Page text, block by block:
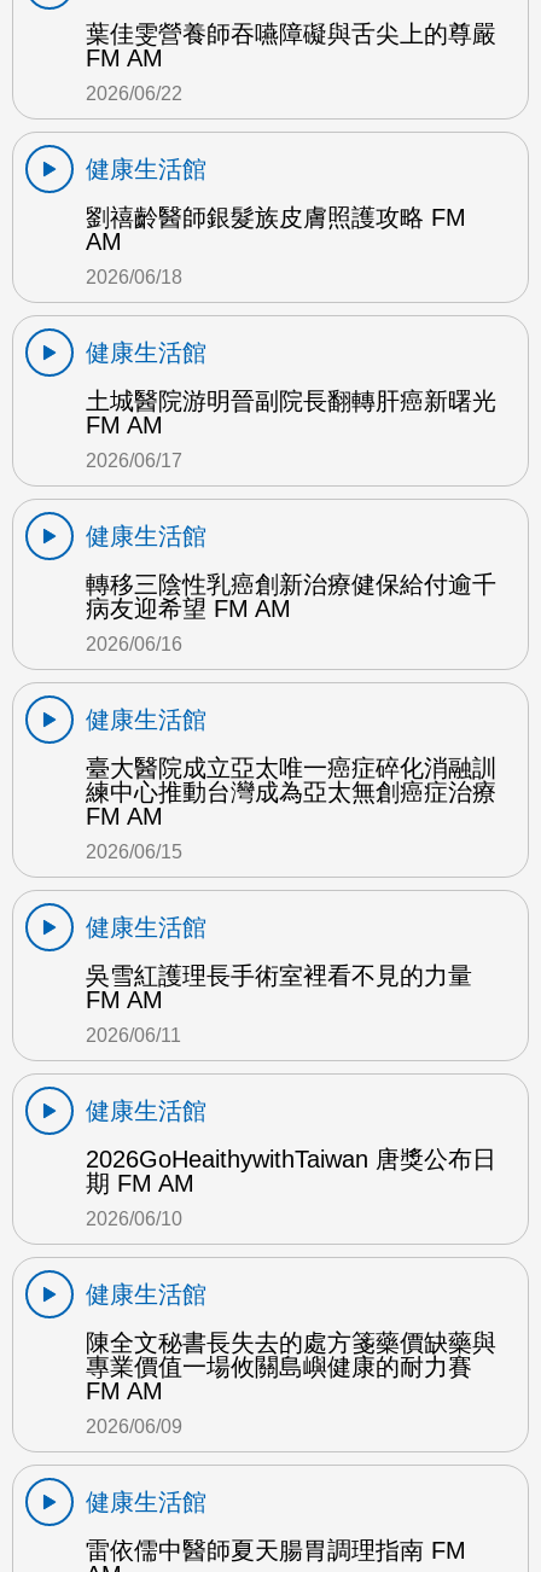
葉佳雯營養師吞嚥障礙與舌尖上的尊嚴
FM AM
2026/06/22
健康生活館
劉禧齡醫師銀髮族皮膚照護攻略 FM
AM
2026/06/18
健康生活館
土城醫院游明晉副院長翻轉肝癌新曙光
FM AM
2026/06/17
健康生活館
轉移三陰性乳癌創新治療健保給付逾千
病友迎希望 FM AM
2026/06/16
健康生活館
臺大醫院成立亞太唯一癌症碎化消融訓
練中心推動台灣成為亞太無創癌症治療
FM AM
2026/06/15
健康生活館
吳雪紅護理長手術室裡看不見的力量
FM AM
2026/06/11
健康生活館
2026GoHeaithywithTaiwan 唐獎公布日
期 FM AM
2026/06/10
健康生活館
陳全文秘書長失去的處方箋藥價缺藥與
專業價值一場攸關島嶼健康的耐力賽
FM AM
2026/06/09
健康生活館
雷依儒中醫師夏天腸胃調理指南 FM